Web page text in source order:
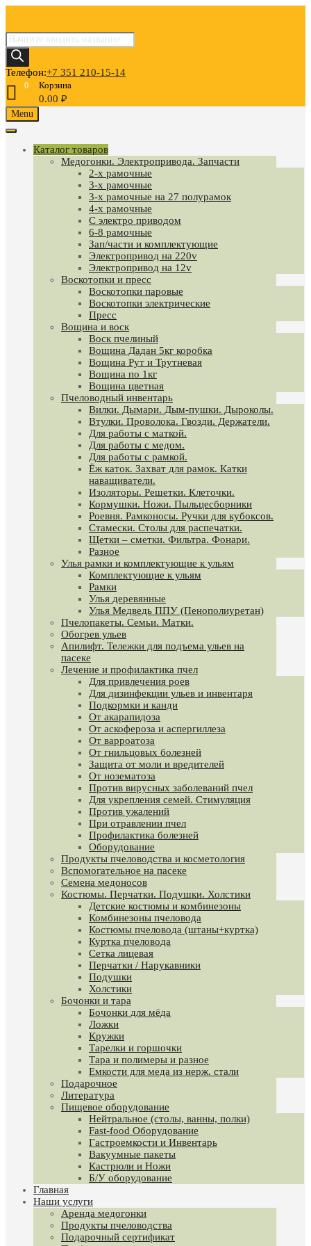
Поиск
товаров
Телефон:+7 351 210-15-14
Корзина
0.00 ₽
0
Skip
to
content
Menu
Каталог товаров
Медогонки. Электропривода. Запчасти
2-х рамочные
3-х рамочные
3-х рамочные на 27 полурамок
4-х рамочные
С электро приводом
6-8 рамочные
Зап/части и комплектующие
Электропривод на 220v
Электропривод на 12v
Воскотопки и пресс
Воскотопки паровые
Воскотопки электрические
Пресс
Вощина и воск
Воск пчелиный
Вощина Дадан 5кг коробка
Вощина Рут и Трутневая
Вощина по 1кг
Вощина цветная
Пчеловодный инвентарь
Вилки. Дымари. Дым-пушки. Дыроколы.
Втулки. Проволока. Гвозди. Держатели.
Для работы с маткой.
Для работы с медом.
Для работы с рамкой.
Ёж каток. Захват для рамок. Катки
наващиватели.
Изоляторы. Решетки. Клеточки.
Кормушки. Ножи. Пыльцесборники
Роевня. Рамконосы. Ручки для кубоксов.
Стамески. Столы для распечатки.
Щетки – сметки. Фильтра. Фонари.
Разное
Улья рамки и комплектующие к ульям
Комплектующие к ульям
Рамки
Улья деревянные
Улья Медведь ППУ (Пенополиуретан)
Пчелопакеты. Семьи. Матки.
Обогрев ульев
Апилифт. Тележки для подъема ульев на
пасеке
Лечение и профилактика пчел
Для привлечения роев
Для дизинфекции ульев и инвентаря
Подкормки и канди
От акарапидоза
От аскофероза и аспергиллеза
От варроатоза
От гнильцовых болезней
Защита от моли и вредителей
От нозематоза
Против вирусных заболеваний пчел
Для укрепления семей. Стимуляция
Против ужалений
При отравлении пчел
Профилактика болезней
Оборудование
Продукты пчеловодства и косметология
Вспомогательное на пасеке
Семена медоносов
Костюмы. Перчатки. Подушки. Холстики
Детские костюмы и комбинезоны
Комбинезоны пчеловода
Костюмы пчеловода (штаны+куртка)
Куртка пчеловода
Сетка лицевая
Перчатки / Нарукавники
Подушки
Холстики
Бочонки и тара
Бочонки для мёда
Ложки
Кружки
Тарелки и горшочки
Тара и полимеры и разное
Емкости для меда из нерж. стали
Подарочное
Литература
Пищевое оборудование
Нейтральное (столы, ванны, полки)
Fast-food Оборудование
Гастроемкости и Инвентарь
Вакуумные пакеты
Кастрюли и Ножи
Б/У оборудование
Главная
Наши услуги
Аренда медогонки
Продукты пчеловодства
Подарочный сертификат